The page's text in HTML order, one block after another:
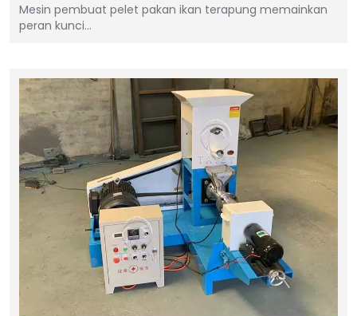
Mesin pembuat pelet pakan ikan terapung memainkan
peran kunci…